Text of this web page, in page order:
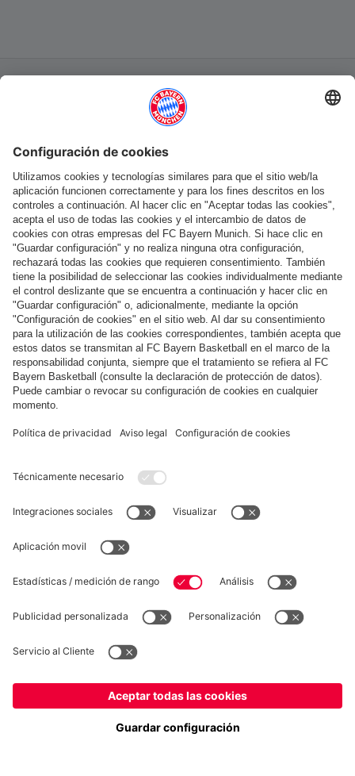
Más categorías
Síguenos
Pago y entrega
FC Bayern Store App
Privacidad
Configuración de las cookies
*Los precios incluyen el IVA y los gastos de envío
© FC Bayern München AG
FC Bayern München AG, Säbener Str. 51-57, 81547 München
Españapara entregar allí!
Globalpara entregar allí!